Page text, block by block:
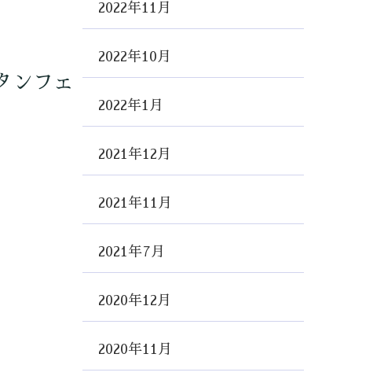
ンフェ
2022年11月
2022年10月
2022年1月
2021年12月
2021年11月
2021年7月
2020年12月
2020年11月